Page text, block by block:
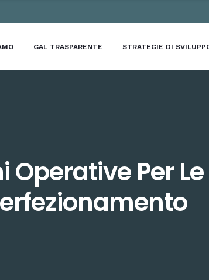
GAL TRASPARENTE STRATEGIE DI
Per Le